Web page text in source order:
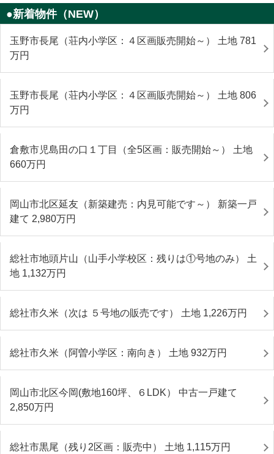
●新着物件（NEW）
玉野市長尾（荘内小学区：４区画販売開始～） 土地 781
万円
玉野市長尾（荘内小学区：４区画販売開始～） 土地 806
万円
倉敷市児島田の口１丁目（全5区画：販売開始～） 土地
660万円
岡山市北区延友（新築建売：内見可能です～） 新築一戸
建て 2,980万円
総社市地頭片山（山手小学校区：残りは①号地のみ） 土
地 1,132万円
総社市久米（次は ５号地の販売です） 土地 1,226万円
総社市久米（阿曽小学区：南向き） 土地 932万円
岡山市北区今岡(敷地160坪、６LDK） 中古一戸建て
2,850万円
総社市黒尾（残り2区画：販売中） 土地 1,115万円